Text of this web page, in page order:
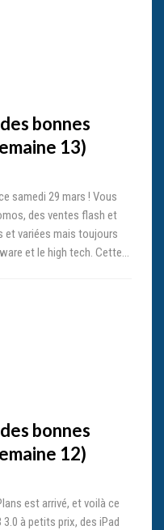
bonnes
13)
samedi 29 mars ! Vous
des ventes flash et
variées mais toujours
et le high tech. Cette…
bonnes
12)
est arrivé, et voilà ce
à petits prix, des iPad